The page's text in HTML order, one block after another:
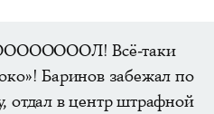
Всё-таки
Баринов забежал по
отдал в центр штрафной